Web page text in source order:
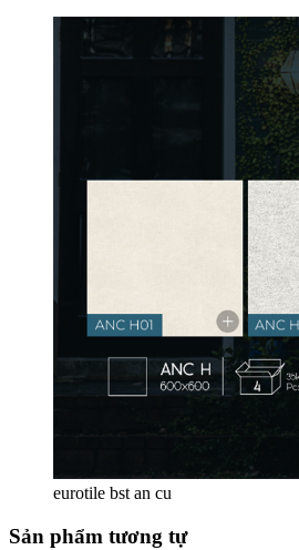
eurotile bst an cu
Sản phẩm tương tự